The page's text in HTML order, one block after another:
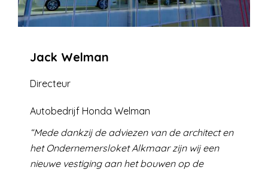
Jack Welman
Directeur
Autobedrijf Honda Welman
Mede dankzij de adviezen van de architect en
het Ondernemersloket Alkmaar zijn wij een
nieuwe vestiging aan het bouwen op de